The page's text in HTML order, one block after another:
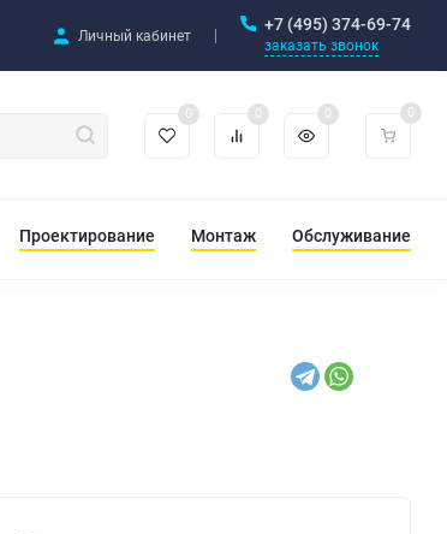
Личный кабинет
+7 (495) 374-69-74
заказать звонок
0 0 0 0
Проектирование Монтаж Обслуживание